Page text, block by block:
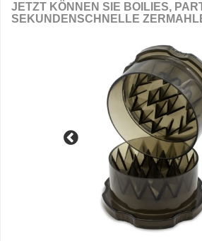
JETZT KÖNNEN SIE BOILIES,
SEKUNDENSCHNELLE